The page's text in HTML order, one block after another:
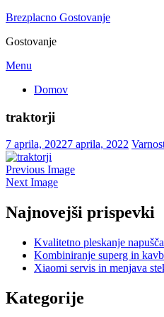
Brezplacno Gostovanje
Gostovanje
Skip
content
Menu
Domov
traktorji
Posted
on
7 aprila, 20227 aprila, 2022
Previous Image
Next Image
Najnovejši prispevki
Kvalitetno pleskanje
Kombiniranje superg in
Xiaomi servis in menjava
Kategorije